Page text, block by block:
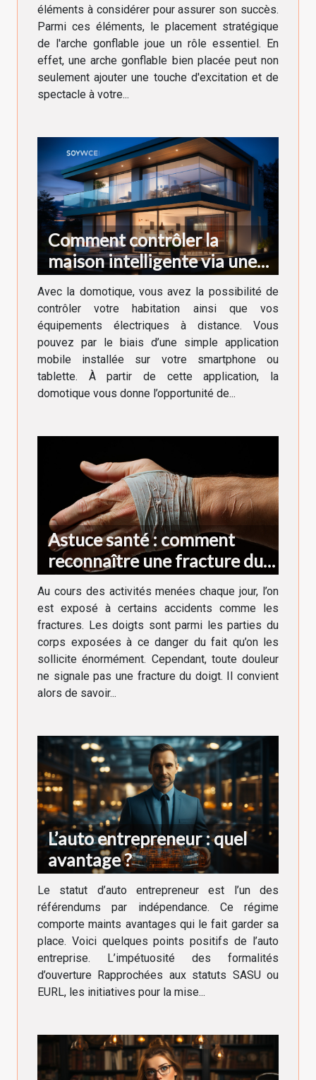
éléments à considérer pour assurer son succès.
Parmi ces éléments, le placement stratégique
de l'arche gonflable joue un rôle essentiel. En
effet, une arche gonflable bien placée peut non
seulement ajouter une touche d'excitation et de
spectacle à votre...
Comment contrôler la
maison intelligente via une
application ?
Avec la domotique, vous avez la possibilité de
contrôler votre habitation ainsi que vos
équipements électriques à distance. Vous
pouvez par le biais d’une simple application
mobile installée sur votre smartphone ou
tablette. À partir de cette application, la
domotique vous donne l’opportunité de...
Astuce santé : comment
reconnaître une fracture du
doigt ?
Au cours des activités menées chaque jour, l’on
est exposé à certains accidents comme les
fractures. Les doigts sont parmi les parties du
corps exposées à ce danger du fait qu’on les
sollicite énormément. Cependant, toute douleur
ne signale pas une fracture du doigt. Il convient
alors de savoir...
L’auto entrepreneur : quel
avantage ?
Le statut d’auto entrepreneur est l’un des
référendums par indépendance. Ce régime
comporte maints avantages qui le fait garder sa
place. Voici quelques points positifs de l’auto
entreprise. L’impétuosité des formalités
d’ouverture Rapprochées aux statuts SASU ou
EURL, les initiatives pour la mise...